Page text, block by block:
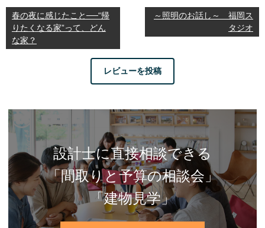
春の夜に感じたこと──“帰
りたくなる家”って、どん
な家？
～照明のお話し～ 福岡ス
タジオ
レビューを投稿
設計士に直接相談できる
「間取りと予算の相談会」
「建物見学」